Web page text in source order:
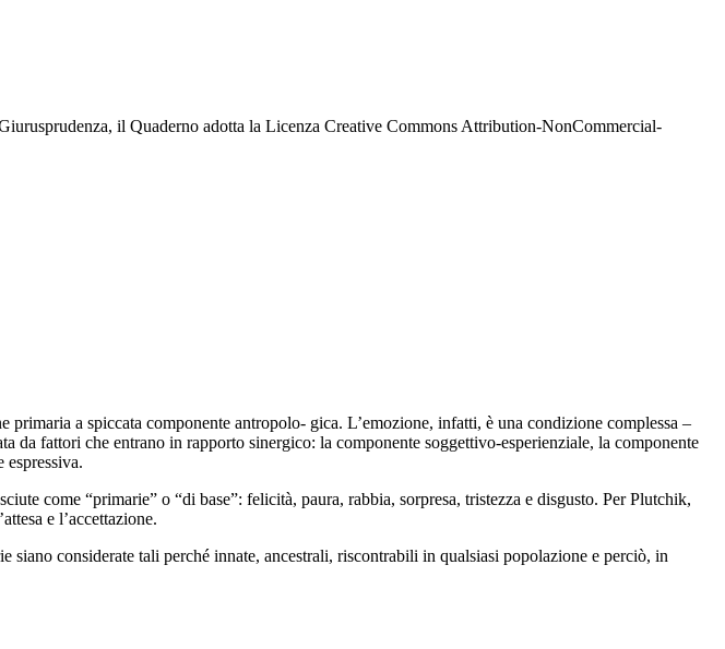
il Quaderno adotta la Licenza Creative Commons Attribution-NonCommercial-
a spiccata componente antropolo- gica. L’emozione, infatti, è una condizione complessa –
da fattori che entrano in rapporto sinergico: la componente soggettivo-esperienziale, la componente
espressiva.
come “primarie” o “di base”: felicità, paura, rabbia, sorpresa, tristezza e disgusto. Per Plutchik,
e l’accettazione.
considerate tali perché innate, ancestrali, riscontrabili in qualsiasi popolazione e perciò, in